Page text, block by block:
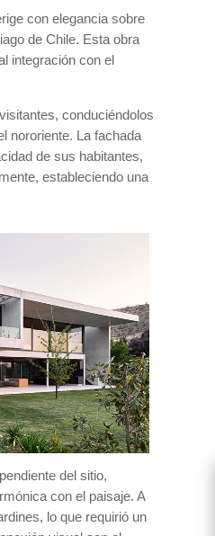
con elegancia sobre
de Chile. Esta obra
integración con el
conduciéndolos
nororiente. La fachada
de sus habitantes,
estableciendo una
del sitio,
con el paisaje. A
lo que requirió un